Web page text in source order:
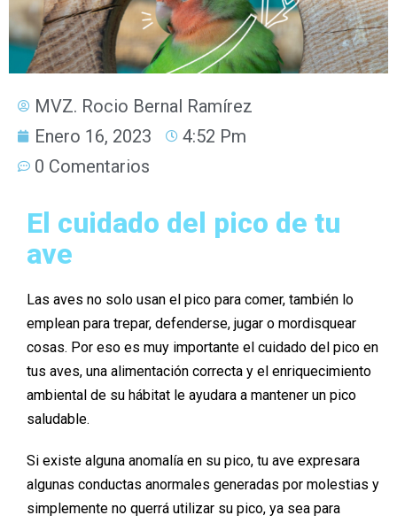
MVZ. Rocio Bernal Ramírez
Enero 16, 2023
4:52 Pm
0 Comentarios
El cuidado del pico de tu
ave
Las aves no solo usan el pico para comer, también lo
emplean para trepar, defenderse, jugar o mordisquear
cosas. Por eso es muy importante el cuidado del pico en
tus aves, una alimentación correcta y el enriquecimiento
ambiental de su hábitat le ayudara a mantener un pico
saludable.
Si existe alguna anomalía en su pico, tu ave expresara
algunas conductas anormales generadas por molestias y
simplemente no querrá utilizar su pico, ya sea para